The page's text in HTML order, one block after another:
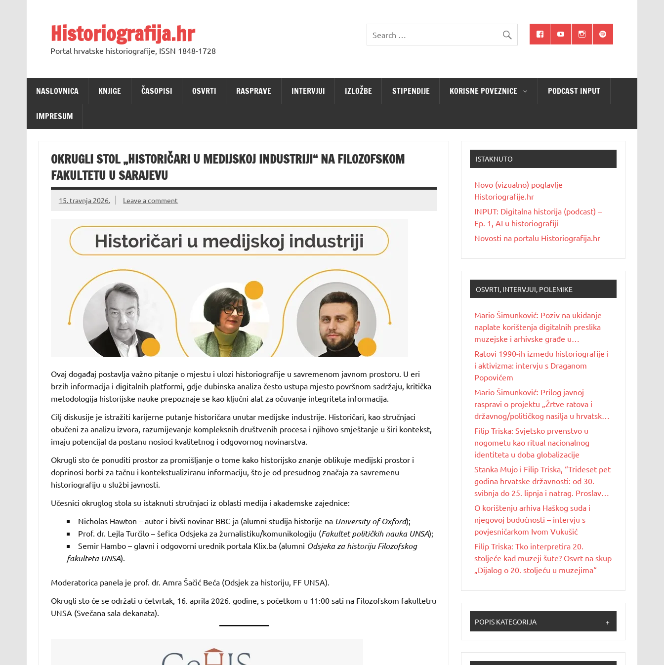
Historiografija.hr
Portal hrvatske historiografije, ISSN 1848-1728
NASLOVNICA KNJIGE ČASOPISI OSVRTI RASPRAVE INTERVJUI IZLOŽBE STIPENDIJE KORISNE POVEZNICE PODCAST INPUT
IMPRESUM
OKRUGLI STOL „HISTORIČARI U MEDIJSKOJ INDUSTRIJI“ NA FILOZOFSKOM
FAKULTETU U SARAJEVU
15. travnja 2026. Leave a comment
Ovaj događaj postavlja važno pitanje o mjestu i ulozi historiografije u savremenom javnom prostoru. U eri
brzih informacija i digitalnih platformi, gdje dubinska analiza često ustupa mjesto površnom sadržaju, kritička
metodologija historijske nauke prepoznaje se kao ključni alat za očuvanje integriteta informacija.
Cilj diskusije je istražiti karijerne putanje historičara unutar medijske industrije. Historičari, kao stručnjaci
obučeni za analizu izvora, razumijevanje kompleksnih društvenih procesa i njihovo smještanje u širi kontekst,
imaju potencijal da postanu nosioci kvalitetnog i odgovornog novinarstva.
Okrugli sto će ponuditi prostor za promišljanje o tome kako historijsko znanje oblikuje medijski prostor i
doprinosi borbi za tačnu i kontekstualiziranu informaciju, što je od presudnog značaja za savremenu
historiografiju u službi javnosti.
Učesnici okruglog stola su istaknuti stručnjaci iz oblasti medija i akademske zajednice:
Nicholas Hawton – autor i bivši novinar BBC-ja (alumni studija historije na University of Oxford);
Prof. dr. Lejla Turčilo – šefica Odsjeka za žurnalistiku/komunikologiju (Fakultet političkih nauka UNSA);
Semir Hambo – glavni i odgovorni urednik portala Klix.ba (alumni Odsjeka za historiju Filozofskog
fakulteta UNSA).
Moderatorica panela je prof. dr. Amra Šačić Beća (Odsjek za historiju, FF UNSA).
Okrugli sto će se održati u četvrtak, 16. aprila 2026. godine, s početkom u 11:00 sati na Filozofskom fakultetru
UNSA (Svečana sala dekanata).
ISTAKNUTO
Novo (vizualno) poglavlje
Historiografije.hr
INPUT: Digitalna historija (podcast) –
Ep. 1, AI u historiografiji
Novosti na portalu Historiografija.hr
OSVRTI, INTERVJUI, POLEMIKE
Mario Šimunković: Poziv na ukidanje
naplate korištenja digitalnih preslika
muzejske i arhivske građe u
nekomercijalne svrhe
Ratovi 1990-ih između historiografije i
i aktivizma: intervju s Draganom
Popovićem
Mario Šimunković: Prilog javnoj
raspravi o projektu „Žrtve ratova i
državnog/političkog nasilja u hrvatskoj
povijesti 20. stoljeća“
Filip Triska: Svjetsko prvenstvo u
nogometu kao ritual nacionalnog
identiteta u doba globalizacije
Stanka Mujo i Filip Triska, “Trideset pet
godina hrvatske državnosti: od 30.
svibnja do 25. lipnja i natrag. Proslave
Dana državnosti u Republici Hrvatskoj
od 1990. do 2025. godine”
O korištenju arhiva Haškog suda i
njegovoj budućnosti – intervju s
povjesničarkom Ivom Vukušić
Filip Triska: Tko interpretira 20.
stoljeće kad muzeji šute? Osvrt na skup
„Dijalog o 20. stoljeću u muzejima“
POPIS KATEGORIJA +